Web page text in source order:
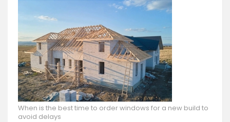
When is the best time to order windows for a new build to
avoid delays